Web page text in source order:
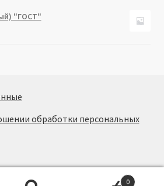
"ГОСТ"
обработки персональных
0